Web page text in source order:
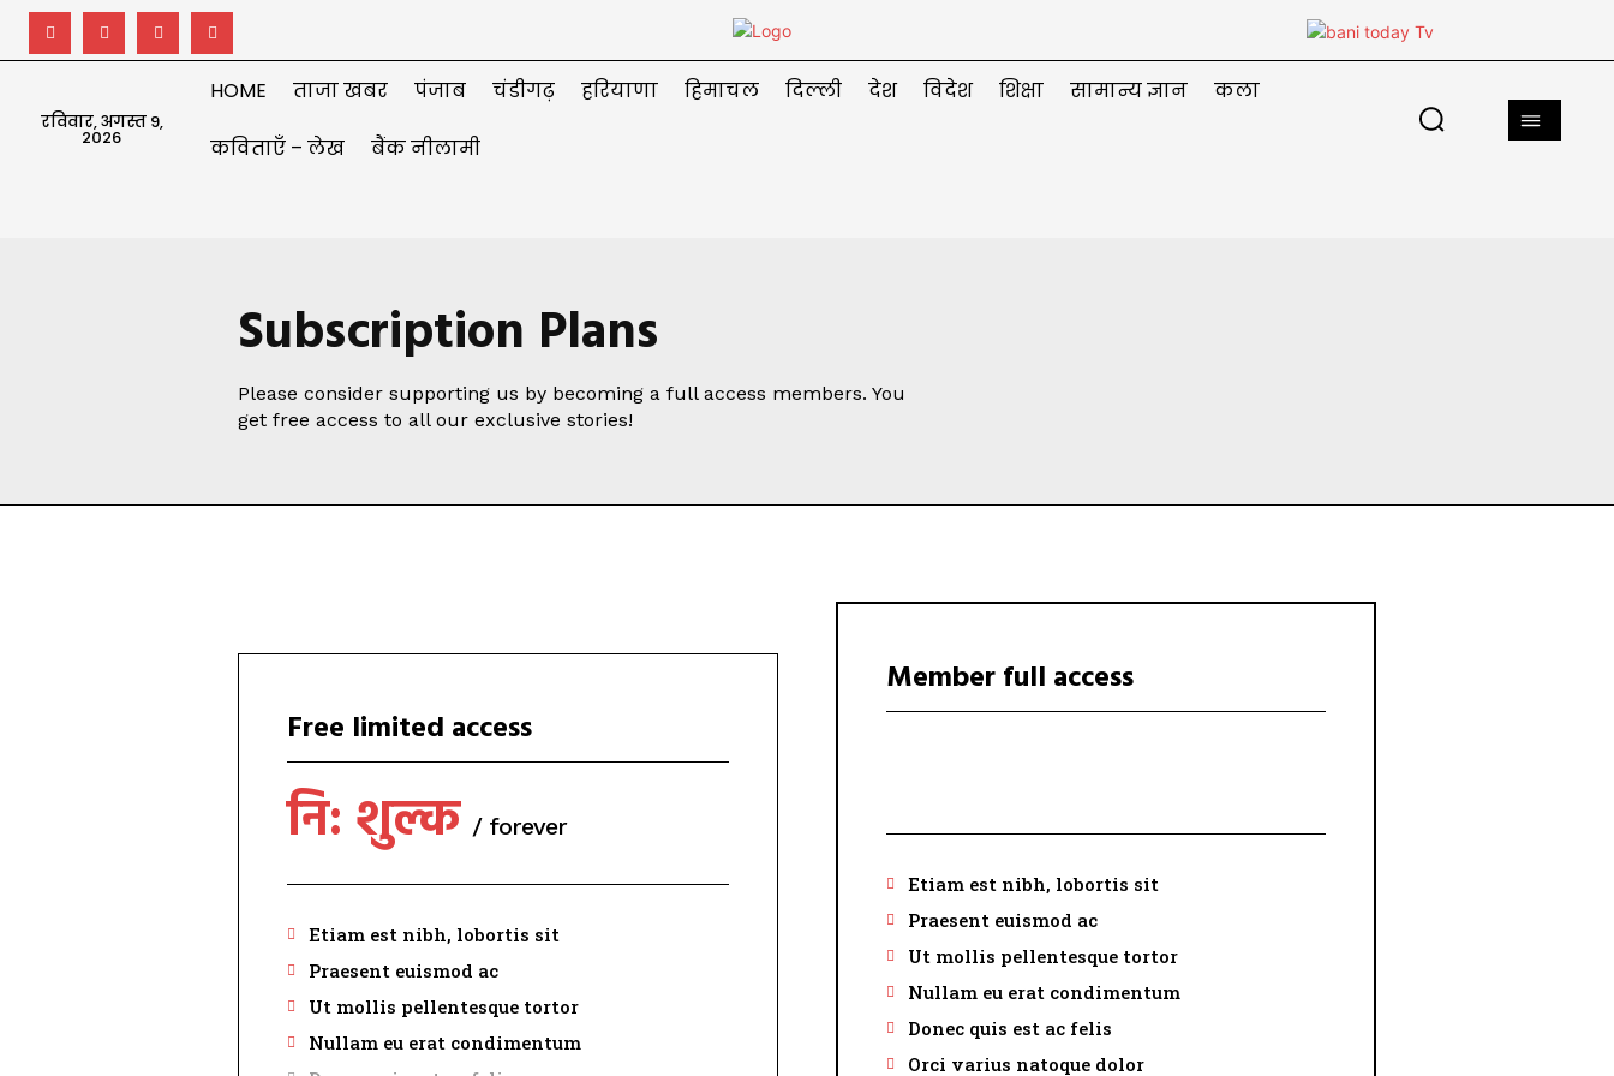
रविवार, अगस्त 9,
2026
HOME ताजा खबर पंजाब चंडीगढ़ हरियाणा हिमाचल दिल्ली देश विदेश शिक्षा सामान्य ज्ञान कला
कविताएँ – लेख बैंक नीलामी
Subscription Plans
Please consider supporting us by becoming a full access members. You
get free access to all our exclusive stories!
Free limited access
नि: शुल्क / forever
Etiam est nibh, lobortis sit
Praesent euismod ac
Ut mollis pellentesque tortor
Nullam eu erat condimentum
Member full access
Etiam est nibh, lobortis sit
Praesent euismod ac
Ut mollis pellentesque tortor
Nullam eu erat condimentum
Donec quis est ac felis
Orci varius natoque dolor